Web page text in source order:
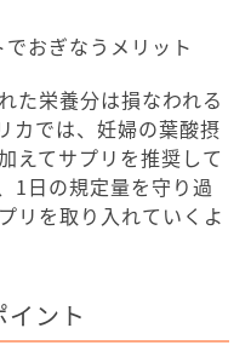
おぎなうメリット
た栄養分は損なわれる
カでは、妊婦の葉酸摂
えてサプリを推奨して
1日の規定量を守り過
リを取り入れていくよ
ント